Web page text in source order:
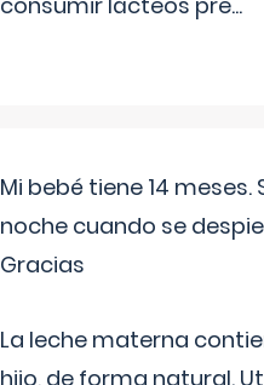
Mi bebé tiene 14
noche cuando se
Gracias
La leche materna
hijo, de forma natural.